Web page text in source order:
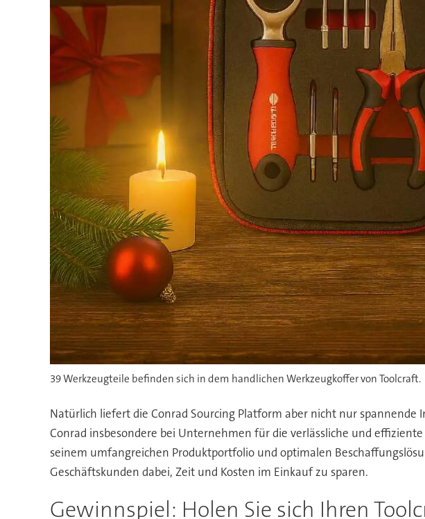
39 Werkzeugteile befinden sich in dem handlichen Werkzeugkoffer von Toolcraft.
Natürlich liefert die Conrad Sourcing Platform aber nicht nur
Conrad insbesondere bei Unternehmen für die verlässliche und
seinem umfangreichen Produktportfolio und optimalen
Geschäftskunden dabei, Zeit und Kosten im Einkauf zu sparen.
Gewinnspiel: Holen Sie sich Ihren